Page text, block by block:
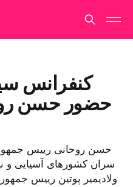
کنفرانس
حضور حسن
حسن روحانی رییس جمهور
سران کشورهای آسیایی و
ولادیمیر پوتین رییس